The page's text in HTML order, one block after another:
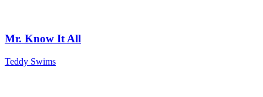
Mr. Know It All
Teddy Swims